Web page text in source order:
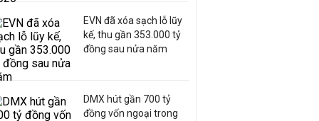
EVN đã xóa sạch lỗ lũy
kế, thu gần 353.000 tỷ
đồng sau nửa năm
DMX hút gần 700 tỷ
đồng vốn ngoại trong